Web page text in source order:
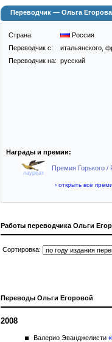
Переводчик — Ольга Егорова
Страна:
Россия
Переводчик c:
итальянского,
Переводчик на: русский
Награды и премии:
лауреат
Премия Горького /
› открыть все
Работы переводчика Ольги
Сортировка:
Переводы Ольги Егоровой
2008
Валерио Эванджелисти